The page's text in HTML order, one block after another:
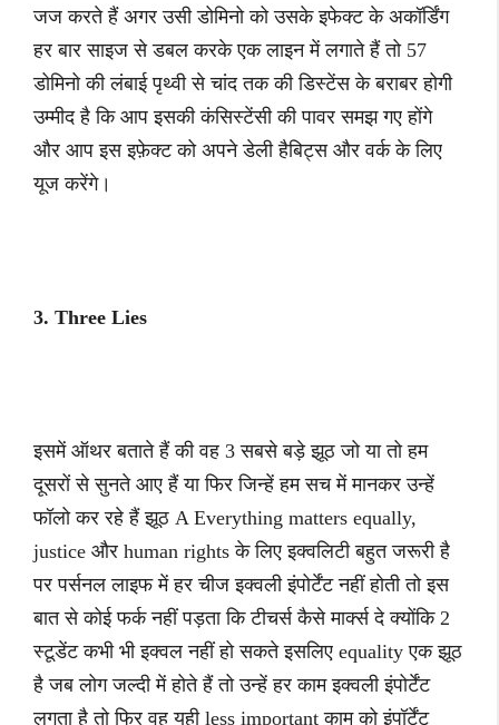
जज करते हैं अगर उसी डोमिनो को उसके इफेक्ट के अकॉर्डिंग
हर बार साइज से डबल करके एक लाइन में लगाते हैं तो 57
डोमिनो की लंबाई पृथ्वी से चांद तक की डिस्टेंस के बराबर होगी
उम्मीद है कि आप इसकी कंसिस्टेंसी की पावर समझ गए होंगे
और आप इस इफ़ेक्ट को अपने डेली हैबिट्स और वर्क के लिए
यूज करेंगे।
3. Three Lies
इसमें ऑथर बताते हैं की वह 3 सबसे बड़े झूठ जो या तो हम
दूसरों से सुनते आए हैं या फिर जिन्हें हम सच में मानकर उन्हें
फॉलो कर रहे हैं झूठ A Everything matters equally,
justice और human rights के लिए इक्वलिटी बहुत जरूरी है
पर पर्सनल लाइफ में हर चीज इक्वली इंपोर्टेंट नहीं होती तो इस
बात से कोई फर्क नहीं पड़ता कि टीचर्स कैसे मार्क्स दे क्योंकि 2
स्टूडेंट कभी भी इक्वल नहीं हो सकते इसलिए equality एक झूठ
है जब लोग जल्दी में होते हैं तो उन्हें हर काम इक्वली इंपोर्टेंट
लगता है तो फिर वह यही less important काम को इंपॉर्टेंट